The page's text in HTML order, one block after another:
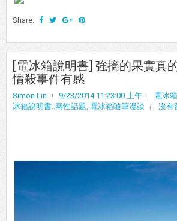
Share:
[電冰箱說明書] 強摘的果實真
情殺事件有感
Simon Lin 9/23/2014 11:23:00 上午 電冰
冰箱說明書::兩性話題 電冰箱隨筆漫談 沒有